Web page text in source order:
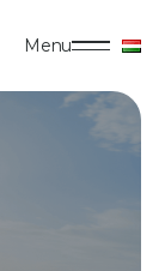
Menu